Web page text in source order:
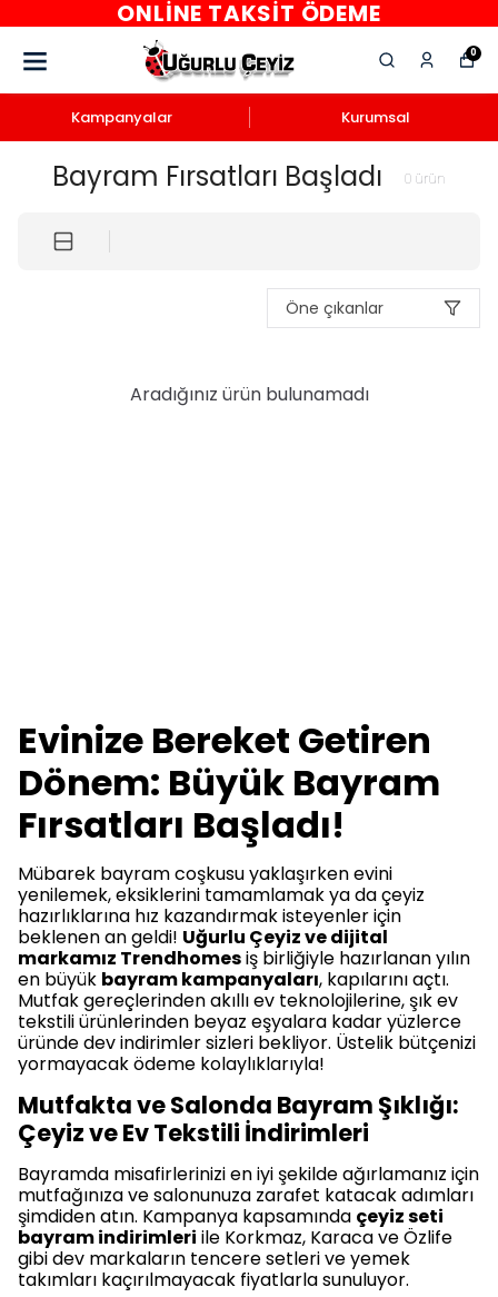
ONLINE TAKSIT ÖDEME
0
Kampanyalar Kurumsal
Bayram Fırsatları Başladı 0 ürün
Öne çıkanlar
Aradığınız ürün bulunamadı
Evinize Bereket Getiren
Dönem: Büyük Bayram
Fırsatları Başladı!
Mübarek bayram coşkusu yaklaşırken evini
yenilemek, eksiklerini tamamlamak ya da çeyiz
hazırlıklarına hız kazandırmak isteyenler için
beklenen an geldi! Uğurlu Çeyiz ve dijital
markamız Trendhomesiş birliğiyle hazırlanan yılın
en büyük bayram kampanyaları, kapılarını açtı.
Mutfak gereçlerinden akıllı ev teknolojilerine, şık ev
tekstili ürünlerinden beyaz eşyalara kadar yüzlerce
üründe dev indirimler sizleri bekliyor. Üstelik bütçenizi
yormayacak ödeme kolaylıklarıyla!
Mutfakta ve Salonda Bayram Şıklığı:
Çeyiz ve Ev Tekstili İndirimleri
Bayramda misafirlerinizi en iyi şekilde ağırlamanız için
mutfağınıza ve salonunuza zarafet katacak adımları
şimdiden atın. Kampanya kapsamında çeyiz seti
bayram indirimleri ile Korkmaz, Karaca ve Özlife
gibi dev markaların tencere setleri ve yemek
takımları kaçırılmayacak fiyatlarla sunuluyor.